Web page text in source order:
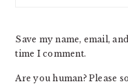
Save my name, email,
time I comment.
Are you human? Please